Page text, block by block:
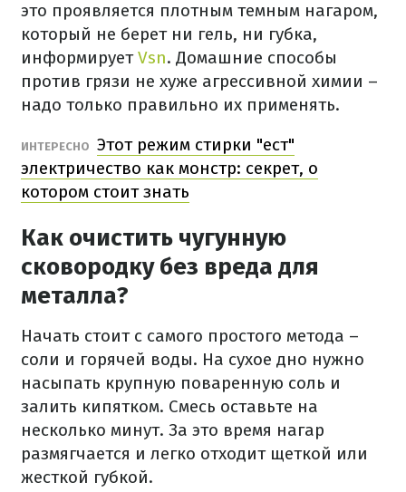
это проявляется плотным темным нагаром,
который не берет ни гель, ни губка,
информируетVsn. Домашние способы
против грязи не хуже агрессивной химии –
надо только правильно их применять.
ИНТЕРЕСНО Этот режим стирки "ест"
электричество как монстр: секрет, о
котором стоит знать
Как очистить чугунную
сковородку без вреда для
металла?
Начать стоит с самого простого метода –
соли и горячей воды. На сухое дно нужно
насыпать крупную поваренную соль и
залить кипятком. Смесь оставьте на
несколько минут. За это время нагар
размягчается и легко отходит щеткой или
жесткой губкой.